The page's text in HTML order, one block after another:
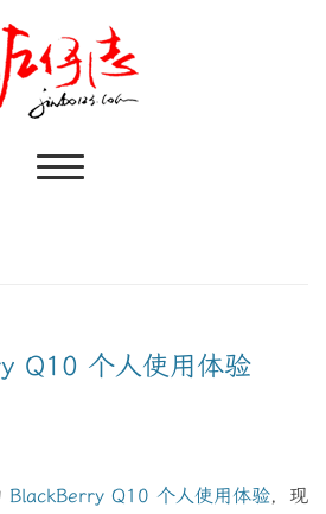
Q10 个人使用体验
BlackBerry Q10 个人使用体验，现